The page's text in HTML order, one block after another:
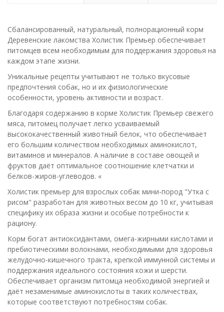
Сбалансированный, натуральный, полнорационный корм
Деревенские лакомства Холистик Премьер обеспечивает
питомцев всем необходимым для поддержания здоровья на
каждом этапе жизни.
Уникальные рецепты учитывают не только вкусовые
предпочтения собак, но и их физиологические
особенности, уровень активности и возраст.
Благодаря содержанию в корме Холистик Премьер свежего
мяса, питомец получает легко усваиваемый
высококачественный животный белок, что обеспечивает
его большим количеством необходимых аминокислот,
витаминов и минералов. А наличие в составе овощей и
фруктов даёт оптимальное соотношение клетчатки и
белков-жиров-углеводов. «
Холистик премьер для взрослых собак мини-пород "Утка с
рисом" разработан для животных весом до 10 кг, учитывая
специфику их образа жизни и особые потребности к
рациону.
Корм богат антиоксидантами, омега-жирными кислотами и
пребиотическими волокнами, необходимыми для здоровья
желудочно-кишечного тракта, крепкой иммунной системы и
поддержания идеального состояния кожи и шерсти.
Обеспечивает организм питомца необходимой энергией и
даёт незаменимые аминокислоты в таких количествах,
которые соответствуют потребностям собак.